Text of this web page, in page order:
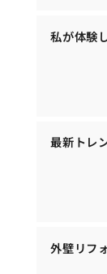
私が体験
最新トレ
外壁リフ